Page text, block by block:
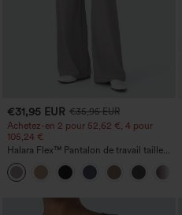
€31,95 EUR €35,95 EUR
Achetez-en 2 pour 52,62 €, 4 pour
105,24 €
Halara Flex™ Pantalon de travail taille
haute sculptant la silhouette, gainant la
taille, avec poches, jambe large en
micro-gaufre